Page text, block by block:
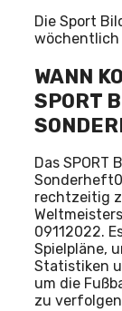
Die Sport
wöchentlich
WANN
SPORT
Das SPORT
rechtzeitig
09112022.
Spielpläne,
Statistiken
um die
zu